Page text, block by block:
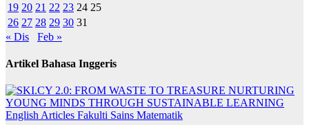
19 20 21 22 23 24 25
26 27 28 29 30 31
« Dis
Feb »
Artikel Bahasa Inggeris
English Articles Fakulti Sains Matematik